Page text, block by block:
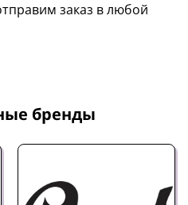
заказ в любой
бренды